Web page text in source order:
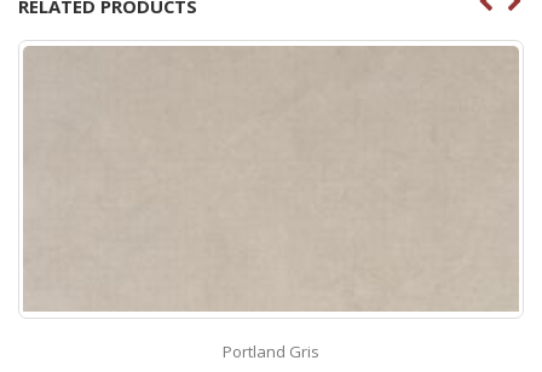
RELATED PRODUCTS
Portland Gris